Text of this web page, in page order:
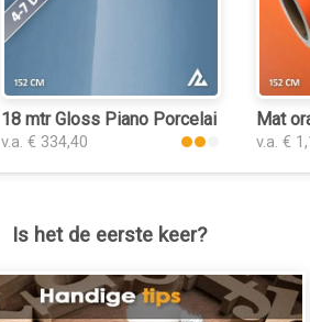
18 mtr Gloss Piano Porcelain Blue
v.a. € 334,40
Mat
v.a. €
Is het de eerste keer?